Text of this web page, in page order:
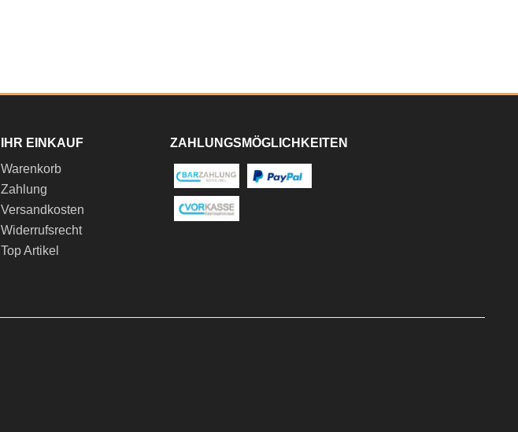
IHR EINKAUF
Warenkorb
Zahlung
Versandkosten
Widerrufsrecht
Top Artikel
ZAHLUNGSMÖGLICHKEITEN